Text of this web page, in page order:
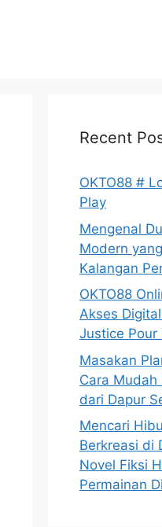
Recent
OKTO88 #
Play
Mengenal
Modern
Kalangan
OKTO88
Akses
Justice Pour
Masakan
Cara
dari Dapur
Mencari
Berkreasi di
Novel Fiksi
Permainan